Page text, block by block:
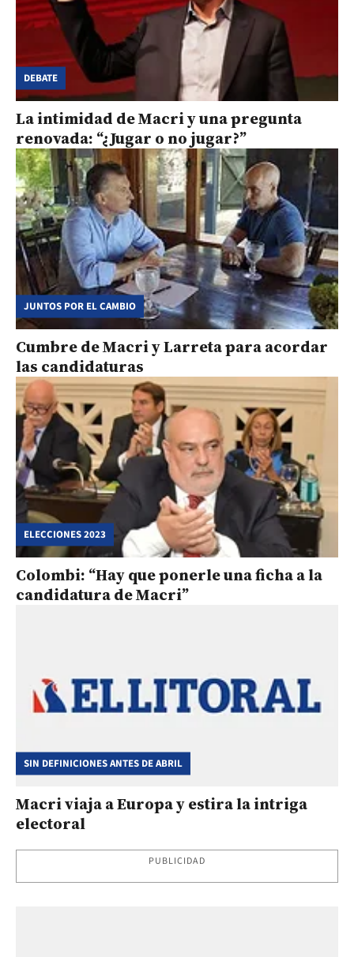
DEBATE
La intimidad de Macri y una pregunta
renovada: “¿Jugar o no jugar?”
JUNTOS POR EL CAMBIO
Cumbre de Macri y Larreta para acordar
las candidaturas
ELECCIONES 2023
Colombi: “Hay que ponerle una ficha a la
candidatura de Macri”
SIN DEFINICIONES ANTES DE ABRIL
Macri viaja a Europa y estira la intriga
electoral
PUBLICIDAD